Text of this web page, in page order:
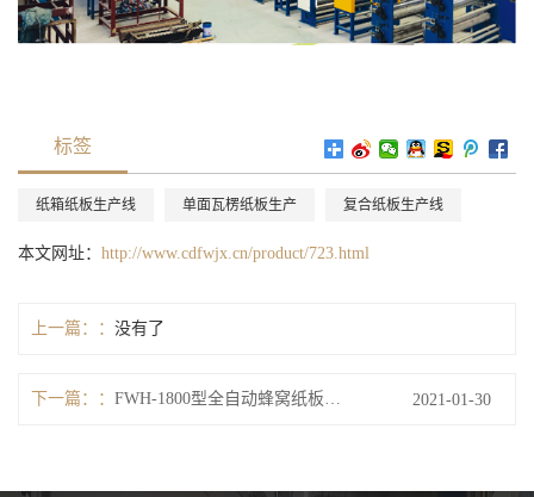
标签
纸箱纸板生产线 单面瓦楞纸板生产 复合纸板生产线
本文网址： http://www.cdfwjx.cn/product/723.html
上一篇： 没有了
下一篇： FWH-1800型全自动蜂窝纸板复合生产线 2021-01-30